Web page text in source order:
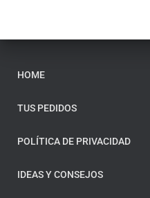
HOME
TUS PEDIDOS
POLÍTICA DE PRIVACIDAD
IDEAS Y CONSEJOS